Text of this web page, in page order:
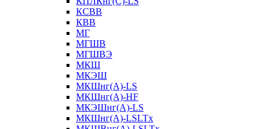
КСВВ
КВВ
МГ
МГШВ
МГШВЭ
МКШ
МКЭШ
МКШнг(А)-LS
МКШнг(А)-HF
МКЭШнг(А)-LS
МКШнг(А)-LSLTx